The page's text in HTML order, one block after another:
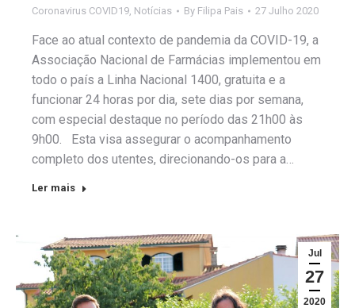
Coronavirus COVID19 Notícias By Filipa Pais 27 Julho 2020
Face ao atual contexto de pandemia da COVID-19, a
Associação Nacional de Farmácias implementou em
todo o país a Linha Nacional 1400, gratuita e a
funcionar 24 horas por dia, sete dias por semana,
com especial destaque no período das 21h00 às
9h00. Esta visa assegurar o acompanhamento
completo dos utentes, direcionando-os para a…
Ler mais
Jul
27
2020